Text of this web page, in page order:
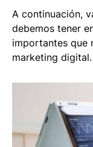
A continuación,
debemos tener
importantes que
marketing digital.